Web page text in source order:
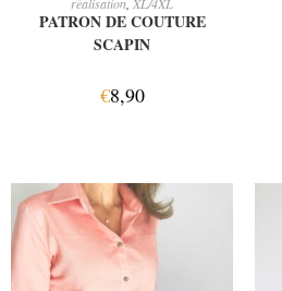
PATRON DE COUTURE
SCAPIN
€8,90